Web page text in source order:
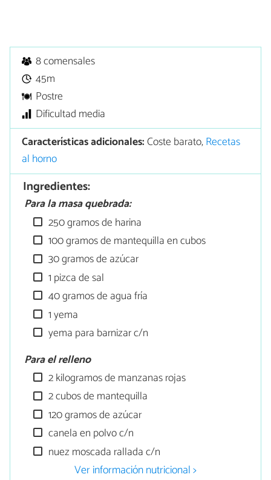
8 comensales
45m
Postre
Dificultad media
Características adicionales:Coste barato,Recetas
al horno
Ingredientes:
Para la masa quebrada:
250 gramos de harina
100 gramos de mantequilla en cubos
30 gramos de azúcar
1 pizca de sal
40 gramos de agua fría
1 yema
yema para barnizar c/n
Para el relleno
2 kilogramos de manzanas rojas
2 cubos de mantequilla
120 gramos de azúcar
canela en polvo c/n
nuez moscada rallada c/n
Ver información nutricional >